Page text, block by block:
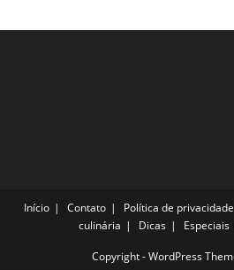
Início Contato Política de privacidade
culinária
Dicas Especiais
Copyright - WordPress